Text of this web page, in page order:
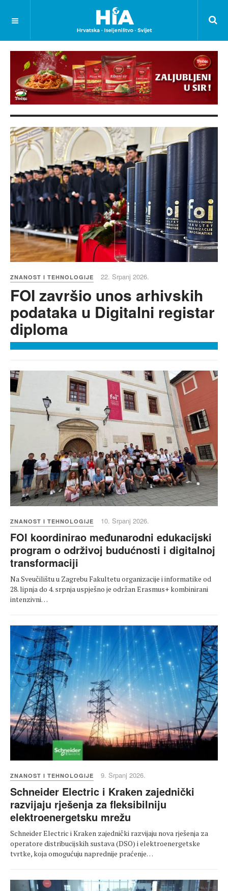
ZNANOST I TEHNOLOGIJE 22. Srpanj 2026.
FOI završio unos arhivskih
podataka u Digitalni registar
diploma
ZNANOST I TEHNOLOGIJE 10. Srpanj 2026.
FOI koordinirao međunarodni edukacijski
program o održivoj budućnosti i digitalnoj
transformaciji
Na Sveučilištu u Zagrebu Fakultetu organizacije i informatike od
28. lipnja do 4. srpnja uspješno je održan Erasmus+ kombinirani
intenzivni…
ZNANOST I TEHNOLOGIJE 9. Srpanj 2026.
Schneider Electric i Kraken zajednički
razvijaju rješenja za fleksibilniju
elektroenergetsku mrežu
Schneider Electric i Kraken zajednički razvijaju nova rješenja za
operatore distribucijskih sustava (DSO) i elektroenergetske
tvrtke, koja omogućuju naprednije praćenje…